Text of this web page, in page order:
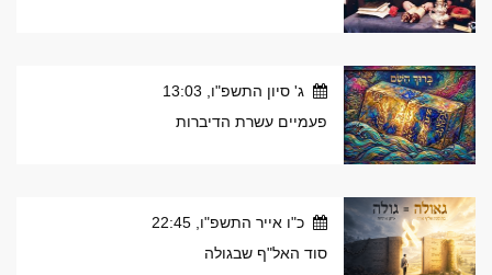
ג' סיון התשפ"ו, 13:03
פעמיים עשרת הדיברות
כ"ו אייר התשפ"ו, 22:45
סוד האל"ף שבגולה